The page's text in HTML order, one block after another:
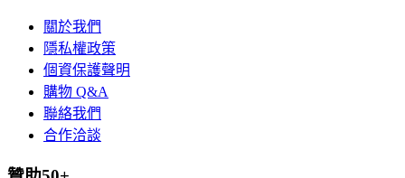
關於我們
隱私權政策
個資保護聲明
購物 Q&A
聯絡我們
合作洽談